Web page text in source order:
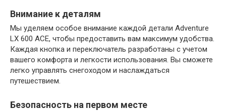
Внимание к деталям
Мы уделяем особое внимание каждой детали Adventure
LX 600 ACE, чтобы предоставить вам максимум удобства.
Каждая кнопка и переключатель разработаны с учетом
вашего комфорта и легкости использования. Вы сможете
легко управлять снегоходом и наслаждаться
путешествием.
Безопасность на первом месте